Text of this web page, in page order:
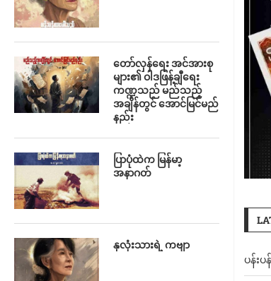
တော်လှန်ရေး အင်အားစု
များ၏ ဝါဒဖြန့်ချီရေး
ကဏ္ဍသည် မည်သည့်
အချိန်တွင် အောင်မြင်မည်
နည်း
ပြာပုံထဲက မြန်မာ့
အနာဂတ်
နှလုံးသားရဲ့ ကဗျာ
ပန်း